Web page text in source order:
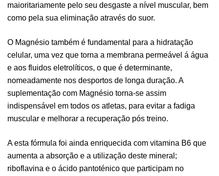
maioritariamente pelo seu desgaste a nível muscular, bem
como pela sua eliminação através do suor.
O Magnésio também é fundamental para a hidratação
celular, uma vez que torna a membrana permeável á água
e aos fluidos eletrolíticos, o que é determinante,
nomeadamente nos desportos de longa duração. A
suplementação com Magnésio torna-se assim
indispensável em todos os atletas, para evitar a fadiga
muscular e melhorar a recuperação pós treino.
A esta fórmula foi ainda enriquecida com vitamina B6 que
aumenta a absorção e a utilização deste mineral;
riboflavina e o ácido pantoténico que participam no